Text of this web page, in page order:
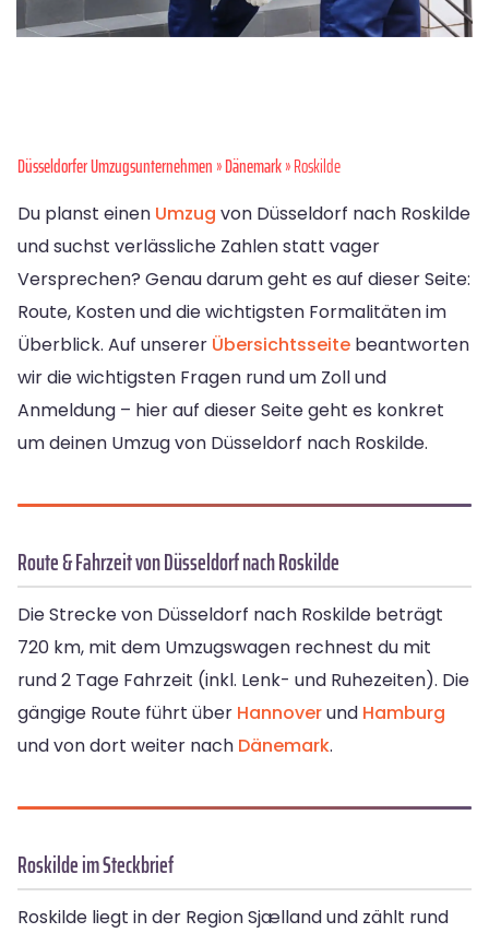
Düsseldorfer Umzugsunternehmen»Dänemark» Roskilde
Du planst einen Umzug von Düsseldorf nach Roskilde
und suchst verlässliche Zahlen statt vager
Versprechen? Genau darum geht es auf dieser Seite:
Route, Kosten und die wichtigsten Formalitäten im
Überblick. Auf unserer Übersichtsseite beantworten
wir die wichtigsten Fragen rund um Zoll und
Anmeldung – hier auf dieser Seite geht es konkret
um deinen Umzug von Düsseldorf nach Roskilde.
Route & Fahrzeit von Düsseldorf nach Roskilde
Die Strecke von Düsseldorf nach Roskilde beträgt
720 km, mit dem Umzugswagen rechnest du mit
rund 2 Tage Fahrzeit (inkl. Lenk- und Ruhezeiten). Die
gängige Route führt über Hannoverund Hamburg
und von dort weiter nach Dänemark.
Roskilde im Steckbrief
Roskilde liegt in der Region Sjælland und zählt rund